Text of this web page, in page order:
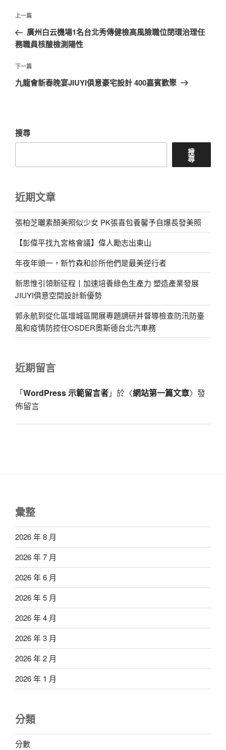
文
導
覽
上
一
篇
章
上一篇
廣州白云機場1名台北秀傳健檢高風險職位閉環治理任
務職員核酸檢測陽性
下
一
下一篇
九龍會新春晚宴JIUYI俱意豪宅設計 400嘉賓歡聚
搜尋
搜
尋
近期文章
張柏芝曬素顏美照似少女 PK張喜包養馨予自爆長發美照
【彭偉平找九宮格會議】偉人勵志出東山
年夜年頭一，新竹森和診所他們是最美逆行者
新思惟引領新征程丨加速培養綠色生產力 塑造產業發展
JIUYI俱意空間設計新優勢
郭永航到從化區增城區開展專題調研并督導檢查防汛防臺
風和疫情防控任OSDER奧斯德台北汽車務
近期留言
「WordPress 示範留言者」於〈網站第一篇文章〉發
佈留言
彙整
2026 年 8 月
2026 年 7 月
2026 年 6 月
2026 年 5 月
2026 年 4 月
2026 年 3 月
2026 年 2 月
2026 年 1 月
分類
分數